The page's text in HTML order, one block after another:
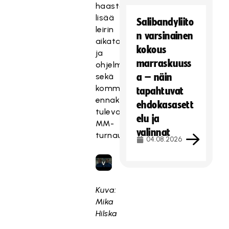
haastattelussa
lisää
leirin
aikataulusta
ja
ohjelmasta,
sekä
kommentoivat
ennakkotunnelmiaan
tulevaan
MM-
turnaukseen.
t
e
t
t
y
,
k
o
s
k
a
s
v
t
ii
Kuva:
Mika
Hilska
Salibandyliito
n varsinainen
kokous
marraskuuss
a – näin
tapahtuvat
ehdokasasett
elu ja
valinnat
04.08.2026